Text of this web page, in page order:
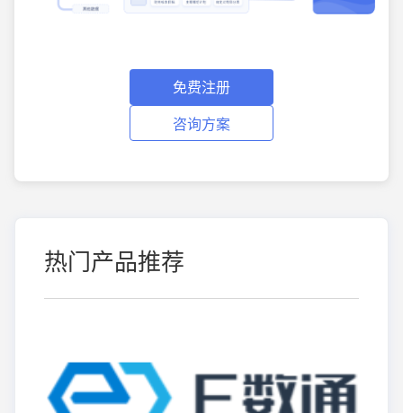
免费注册
咨询方案
热门产品推荐